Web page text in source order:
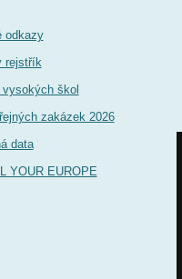
odkazy
rejstřík
vysokých škol
zakázek 2026
data
YOUR EUROPE